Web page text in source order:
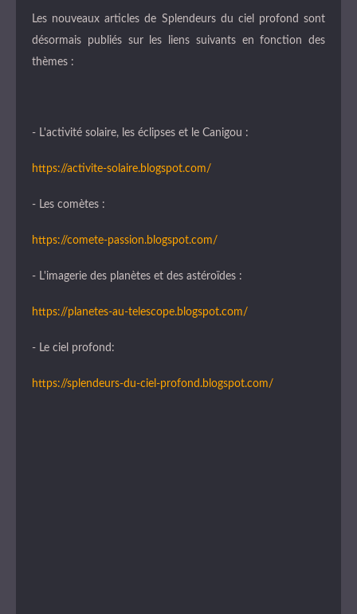
Les nouveaux articles de Splendeurs du ciel profond sont
désormais publiés sur les liens suivants en fonction des
thèmes :
- L'activité solaire, les éclipses et le Canigou :
https://activite-solaire.blogspot.com/
- Les comètes :
https://comete-passion.blogspot.com/
- L'imagerie des planètes et des astéroïdes :
https://planetes-au-telescope.blogspot.com/
- Le ciel profond:
https://splendeurs-du-ciel-profond.blogspot.com/